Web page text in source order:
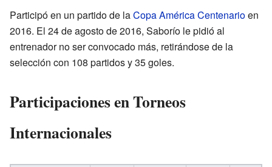
Participó en un partido de laCopa América Centenarioen
2016. El 24 de agosto de 2016, Saborío le pidió al
entrenador no ser convocado más, retirándose de la
selección con 108 partidos y 35 goles.
Participaciones en Torneos
Internacionales